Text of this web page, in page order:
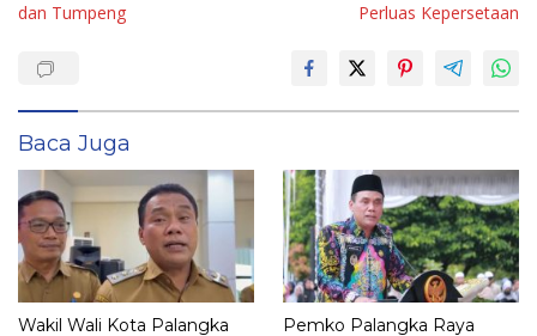
dan Tumpeng
Perluas Kepersetaan
Baca Juga
Wakil Wali Kota Palangka
Pemko Palangka Raya